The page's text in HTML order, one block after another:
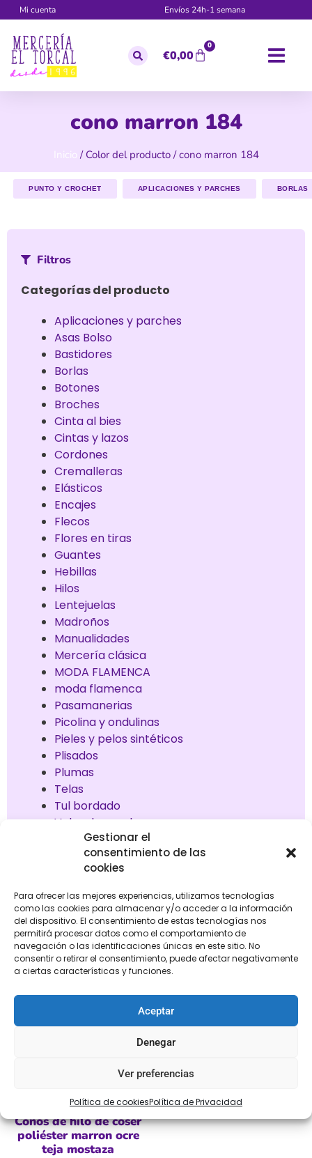
Gestionar el
consentimiento de las
cookies
Para ofrecer las mejores experiencias, utilizamos tecnologías
como las cookies para almacenar y/o acceder a la información
del dispositivo. El consentimiento de estas tecnologías nos
permitirá procesar datos como el comportamiento de
navegación o las identificaciones únicas en este sitio. No
consentir o retirar el consentimiento, puede afectar negativamente
a ciertas características y funciones.
Aceptar
Denegar
Ver preferencias
Política de cookiesPolítica de Privacidad
Mi cuenta Envíos 24h-1 semana
€0,00
0
cono marron 184
Inicio / Color del producto / cono marron 184
PUNTO Y CROCHET APLICACIONES Y PARCHES BORLAS
Filtros
Categorías del producto
Aplicaciones y parches
Asas Bolso
Bastidores
Borlas
Botones
Broches
Cinta al bies
Cintas y lazos
Cordones
Cremalleras
Elásticos
Encajes
Flecos
Flores en tiras
Guantes
Hebillas
Hilos
Lentejuelas
Madroños
Manualidades
Mercería clásica
MODA FLAMENCA
moda flamenca
Pasamanerias
Picolina y ondulinas
Pieles y pelos sintéticos
Plisados
Plumas
Telas
Tul bordado
Vales de regalos
Mostrando el único resultado
Conos de hilo de coser
poliéster marron ocre
teja mostaza